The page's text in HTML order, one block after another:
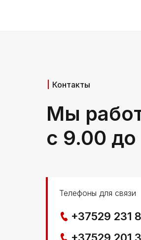
Контакты
Телефоны для связи
+37529 231
Мы
с 9.00